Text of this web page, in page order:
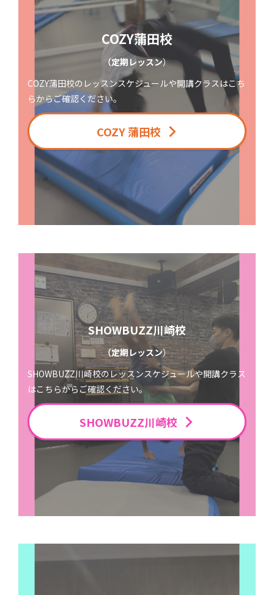
COZY蒲田校
（定期レッスン）
COZY蒲田校のレッスンスケジュールや開講クラスはこち
らからご確認ください。
COZY 蒲田校
SHOWBUZZ川崎校
（定期レッスン）
SHOWBUZZ川崎校のレッスンスケジュールや開講クラス
はこちらからご確認ください。
SHOWBUZZ川崎校